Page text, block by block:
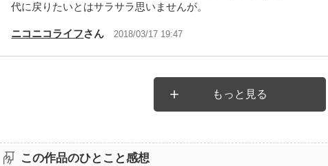
代に戻りたいとはサラサラ思いませんが。
ニコニコライフさん 2018/03/17 19:47
もっと見る
この作品のひとこと感想